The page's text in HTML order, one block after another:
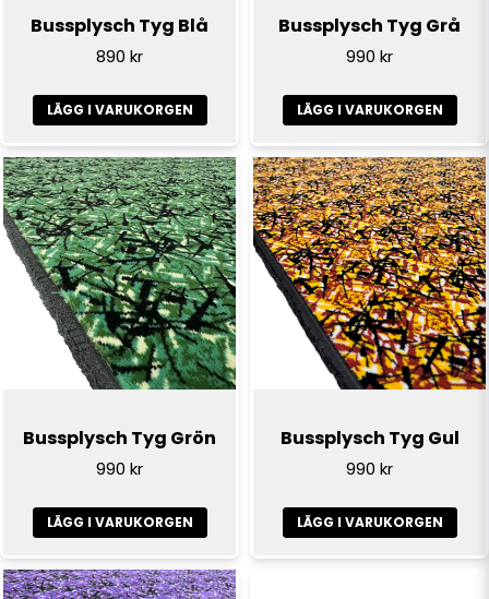
Skicka fråga
Bussplysch Tyg Blå
890 kr
LÄGG I VARUKORGEN
Bussplysch Tyg Grå
990 kr
LÄGG I VARUKORGEN
Bussplysch Tyg Grön
990 kr
LÄGG I VARUKORGEN
Bussplysch Tyg Gul
990 kr
LÄGG I VARUKORGEN